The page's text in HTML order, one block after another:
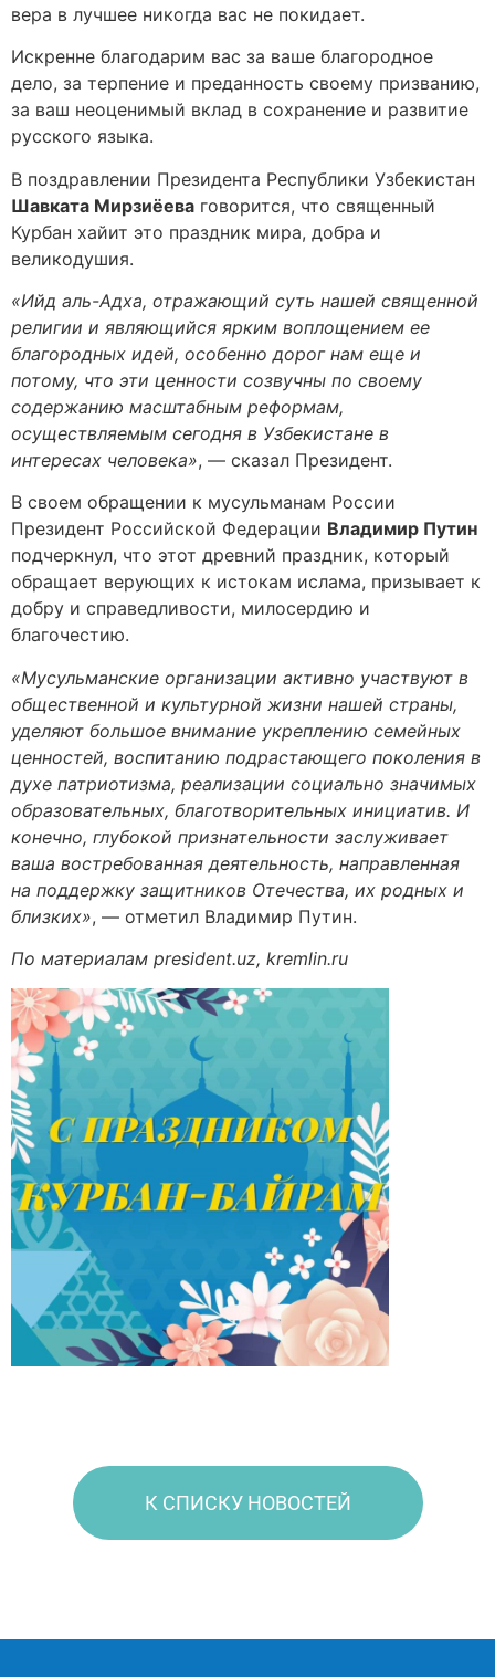
вера в лучшее никогда вас не покидает.
Искренне благодарим вас за ваше благородное
дело, за терпение и преданность своему призванию,
за ваш неоценимый вклад в сохранение и развитие
русского языка.
В поздравлении Президента Республики Узбекистан
Шавката Мирзиёева говорится, что священный
Курбан хайит это праздник мира, добра и
великодушия.
«Ийд аль-Адха, отражающий суть нашей священной
религии и являющийся ярким воплощением ее
благородных идей, особенно дорог нам еще и
потому, что эти ценности созвучны по своему
содержанию масштабным реформам,
осуществляемым сегодня в Узбекистане в
интересах человека», ― сказал Президент.
В своем обращении к мусульманам России
Президент Российской Федерации Владимир Путин
подчеркнул, что этот древний праздник, который
обращает верующих к истокам ислама, призывает к
добру и справедливости, милосердию и
благочестию.
«Мусульманские организации активно участвуют в
общественной и культурной жизни нашей страны,
уделяют большое внимание укреплению семейных
ценностей, воспитанию подрастающего поколения в
духе патриотизма, реализации социально значимых
образовательных, благотворительных инициатив. И
конечно, глубокой признательности заслуживает
ваша востребованная деятельность, направленная
на поддержку защитников Отечества, их родных и
близких», ― отметил Владимир Путин.
По материалам president.uz, kremlin.ru
К СПИСКУ НОВОСТЕЙ